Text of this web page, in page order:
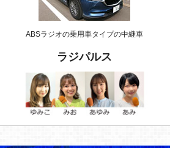
ABSラジオの乗用車タイプの中継車
ラジパルス